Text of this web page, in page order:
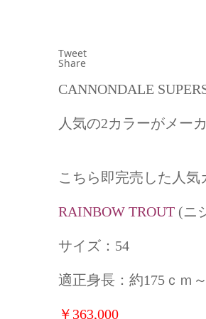
Tweet
Share
CANNONDALE
人気の2カラーがメー
こちら即完売した人気
RAINBOW TROUT (ニ
サイズ：54
適正身長：約175ｃｍ
￥363,000